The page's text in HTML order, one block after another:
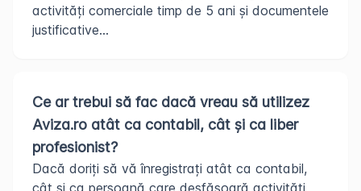
activități comerciale timp de 5 ani și documentele
justificative...
Ce ar trebui să fac dacă vreau să utilizez
Aviza.ro atât ca contabil, cât și ca liber
profesionist?
Dacă doriți să vă înregistrați atât ca contabil,
cât și ca persoană care desfășoară activități